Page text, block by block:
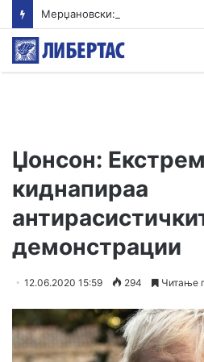
Џонсон:
киднапираа
демонстрации
12.06.2020 15:59 294 Читање